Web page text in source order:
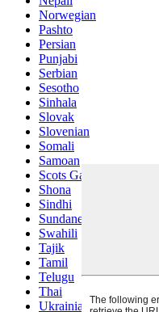
Norwegian
Pashto
Persian
Punjabi
Serbian
Sesotho
Sinhala
Slovak
Slovenian
Somali
Samoan
Scots Gaelic
Shona
Sindhi
Sundanese
Swahili
Tajik
Tamil
Telugu
Thai
Ukrainian